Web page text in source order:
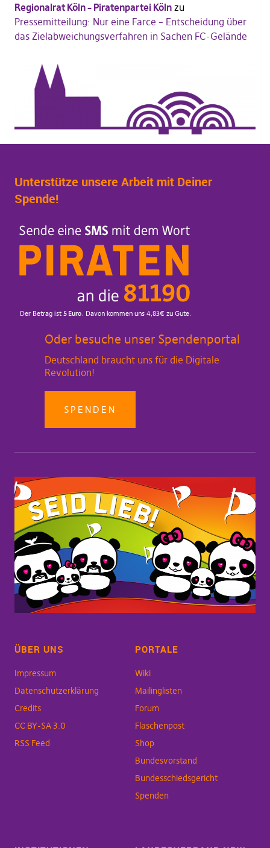
Regionalrat Köln – Piratenpartei Kölnzu
Pressemitteilung: Nur eine Farce – Entscheidung über
das Zielabweichungsverfahren in Sachen FC-Gelände
Unterstütze unsere Arbeit mit Deiner
Spende!
Oder besuche unser Spendenportal
Deutschland braucht uns für die Digitale
Revolution!
SPENDEN
ÜBER UNS
Impressum
Datenschutzerklärung
Credits
CC BY-SA 3.0
RSS Feed
PORTALE
Wiki
Mailinglisten
Forum
Flaschenpost
Shop
Bundesvorstand
Bundesschiedsgericht
Spenden